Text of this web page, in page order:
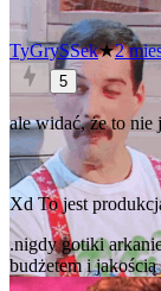
TyGrySSek★2
5
ale widać, że to nie
Xd To jest
.nigdy gotiki
budżetem i jakością